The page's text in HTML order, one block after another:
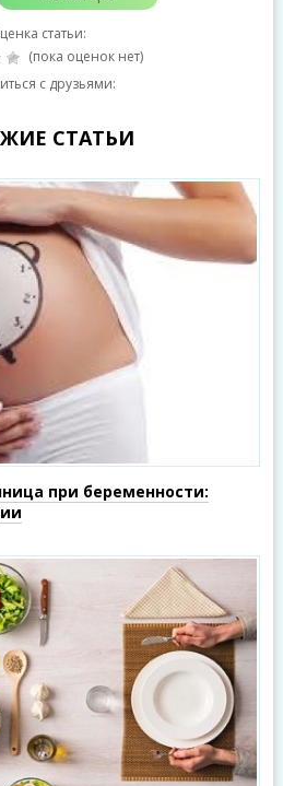
статьи:
(пока оценок нет)
с друзьями:
СТАТЬИ
при беременности: